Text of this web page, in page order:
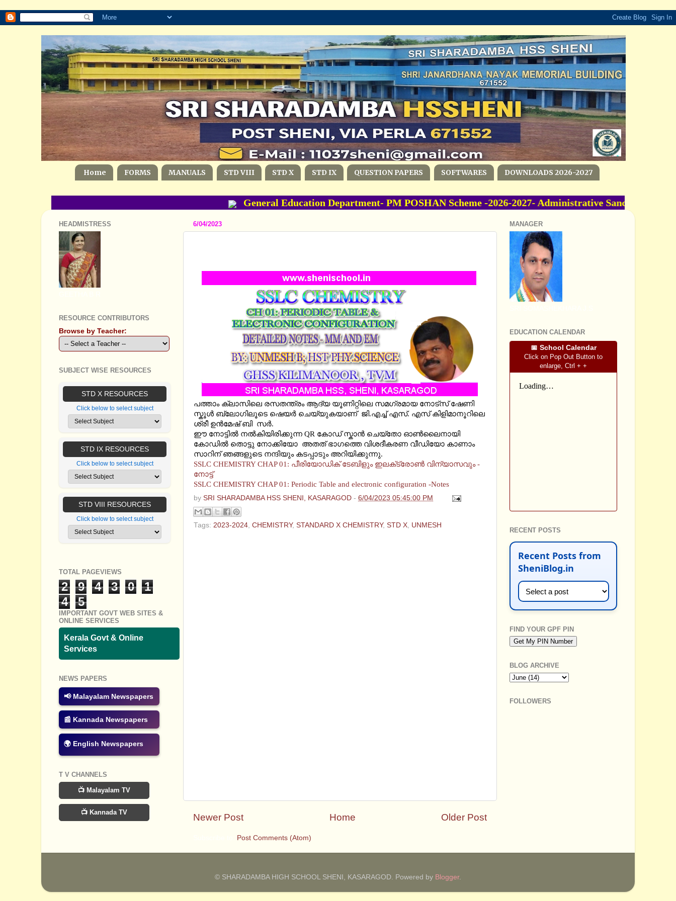
Home FORMS MANUALS STD VIII STD X STD IX QUESTION PAPERS SOFTWARES DOWNLOADS 2026-2027
General Education Department- PM POSHAN Scheme -2026-2027-
6/04/2023
പത്താം ക്ലാസിലെ രസതന്ത്രം ആദ്യ യൂണിറ്റിലെ സമഗ്രമായ നോട്സ് ഷേണി
സ്കൂള്‍ ബ്ലോഗിലൂടെ ഷെയര്‍ ചെയ്യുകയാണ് ജി.എച്ച് എസ്. എസ് കിളിമാനൂറിലെ
ശ്രീ ഉന്‍മേഷ് ബി സര്‍.
ഈ നോട്ടില്‍ നല്‍കിയിരിക്കുന്ന QR കോഡ് സ്കാൻ ചെയ്തോ ഓൺലൈനായി
കോഡിൽ തൊട്ടു നോക്കിയോ അതത് ഭാഗത്തെ വിശദീകരണ വീഡിയോ കാണാം
സാറിന് ഞങ്ങളുടെ നന്ദിയും കടപ്പാടും അറിയിക്കുന്നു.
SSLC CHEMISTRY CHAP 01: പീരിയോഡിക് ടേബിളും ഇലക‍്ട്രോണ്‍ വിന്യാസവും -
നോട്ട്
SSLC CHEMISTRY CHAP 01: Periodic Table and electronic configuration -Notes
by SRI SHARADAMBA HSS SHENI, KASARAGOD - 6/04/2023 05:45:00 PM
Tags: 2023-2024 CHEMISTRY, STANDARD X CHEMISTRY, STD X UNMESH
Newer Post Older Post
Home
Post Comments (Atom)
HEADMISTRESS
RESOURCE CONTRIBUTORS
Browse by Teacher:
SUBJECT WISE RESOURCES
STD X RESOURCES
Click below to select subject
STD IX RESOURCES
Click below to select subject
STD VIII RESOURCES
Click below to select subject
TOTAL PAGEVIEWS
2 9 4 3 0
1
4
5
IMPORTANT GOVT WEB SITES &
ONLINE SERVICES
Kerala Govt & Online
Services
NEWS PAPERS
📢 Malayalam Newspapers
📰 Kannada Newspapers
🌍 English Newspapers
T V CHANNELS
📺 Malayalam TV
📺 Kannada TV
MANAGER
EDUCATION CALENDAR
📅 School Calendar
Click on Pop Out Button to
enlarge, Ctrl + +
RECENT POSTS
Recent Posts from
SheniBlog.in
FIND YOUR GPF PIN
BLOG ARCHIVE
FOLLOWERS
© SHARADAMBA HIGH SCHOOL SHENI, KASARAGOD. Powered by Blogger.